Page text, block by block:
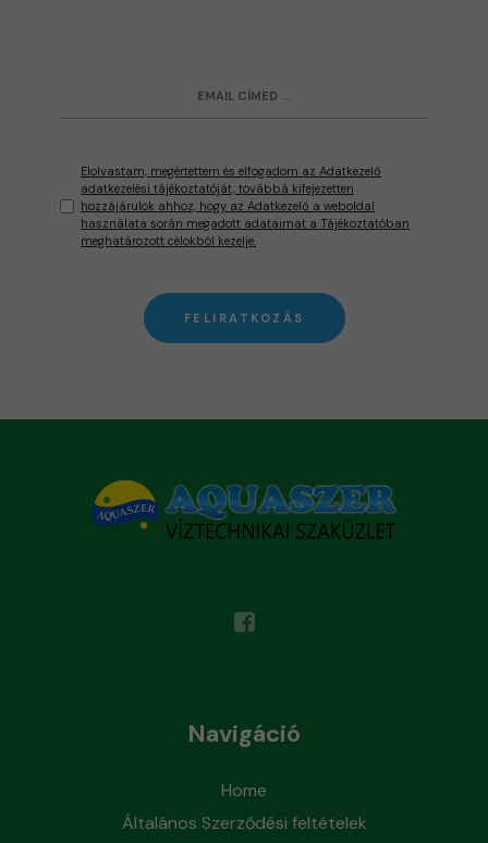
Elolvastam, megértettem és elfogadom az Adatkezelő
adatkezelési tájékoztatóját, továbbá kifejezetten
hozzájárulok ahhoz, hogy az Adatkezelő a weboldal
használata során megadott adataimat a Tájékoztatóban
meghatározott célokból kezelje.
FELIRATKOZÁS
Navigáció
Home
Általános Szerződési feltételek